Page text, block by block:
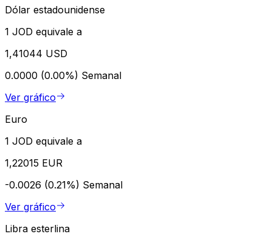
Dólar estadounidense
1 JOD equivale a
1,41044 USD
0.0000 (0.00%) Semanal
Ver gráfico
Euro
1 JOD equivale a
1,22015 EUR
-0.0026 (0.21%) Semanal
Ver gráfico
Libra esterlina